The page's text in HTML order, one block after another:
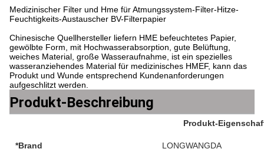
Medizinischer Filter und Hme für Atmungssystem-Filter-Hitze-
Feuchtigkeits-Austauscher BV-Filterpapier
Chinesische Quellhersteller liefern HME befeuchtetes Papier,
gewölbte Form, mit Hochwasserabsorption, gute Belüftung,
weiches Material, große Wasseraufnahme, ist ein spezielles
wasseranziehendes Material für medizinisches HMEF, kann das
Produkt und Wunde entsprechend Kundenanforderungen
aufgeschlitzt werden.
Produkt-Beschreibung
Produkt-
*Brand LONGWANGDA